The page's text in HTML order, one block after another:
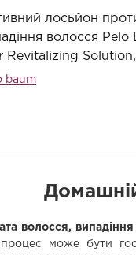
лосьйон
волосся Pelo
Revitalizing
baum
волосся,
може бути